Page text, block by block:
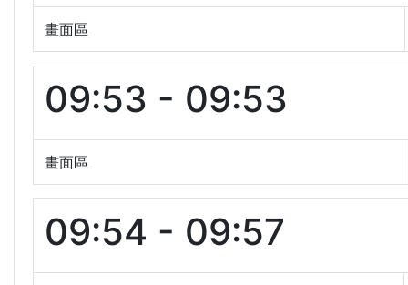
畫面區
09:53 - 09:53
畫面區
09:54 - 09:57